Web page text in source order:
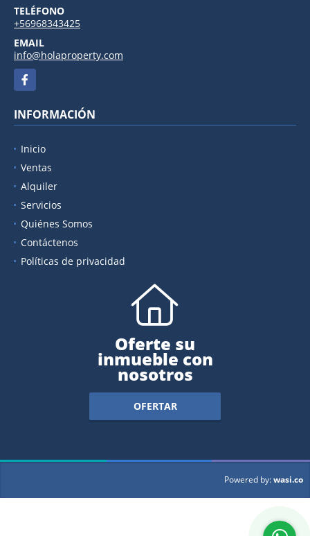
TELÉFONO
+56968343425
EMAIL
info@holaproperty.com
Facebook
INFORMACIÓN
Inicio
Ventas
Alquiler
Servicios
Quiénes Somos
Contáctenos
Políticas de privacidad
Oferte su
inmueble con
nosotros
OFERTAR
Powered by:wasi.co